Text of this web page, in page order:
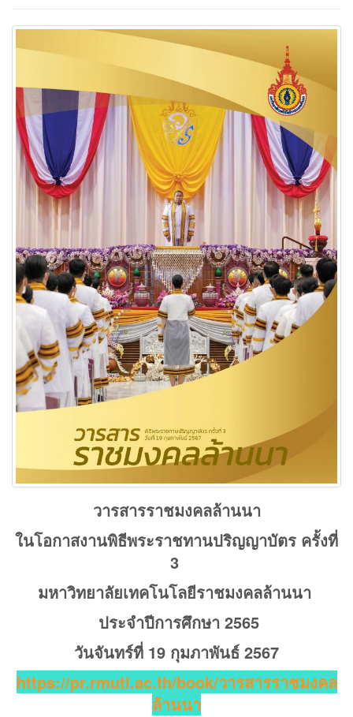
วารสารราชมงคลล้านนา
ในโอกาสงานพิธีพระราชทานปริญญาบัตร ครั้งที่
3
มหาวิทยาลัยเทคโนโลยีราชมงคลล้านนา
ประจำปีการศึกษา 2565
วันจันทร์ที่ 19 กุมภาพันธ์ 2567
https://pr.rmutl.ac.th/book/วารสารราชมงคล
ล้านนา